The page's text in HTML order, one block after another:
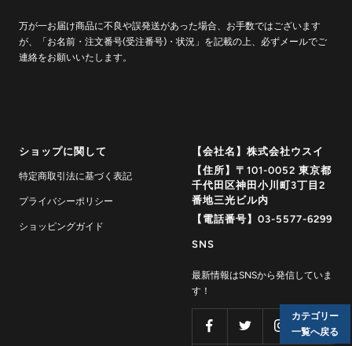
万が一お届け商品に不良や誤発送があった場合、お手数ではございます
が、「お名前・注文番号(受注番号)・状況」を記載の上、必ずメールでご
連絡をお願いいたします。
ショップに関して
特定商取引法に基づく表記
プライバシーポリシー
ショッピングガイド
【会社名】株式会社ウスイ
【住所】〒101-0052 東京都
千代田区神田小川町3丁目2
番地三光ビル内
【電話番号】03-5577-6299
SNS
最新情報はSNSから発信していま
す！
カテゴリー
一覧へ戻る